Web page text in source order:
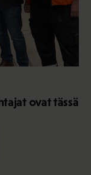
ovat tässä